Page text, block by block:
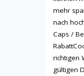
mehr
nach
Caps /
richtigen
gültigen